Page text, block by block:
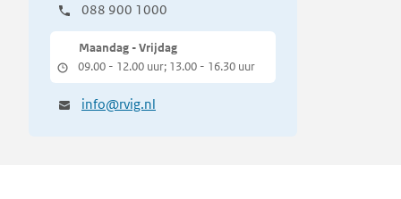
088 900 1000
Maandag - Vrijdag
09.00 - 12.00 uur; 13.00 - 16.30 uur
info@rvig.nl